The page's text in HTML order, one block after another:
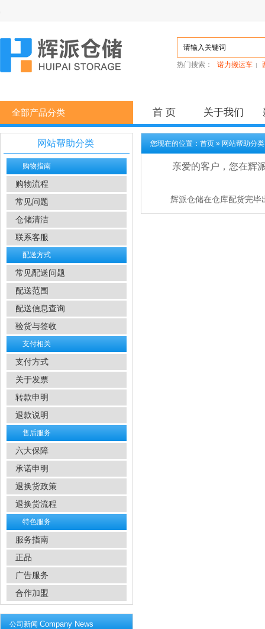
热门搜索： 诺力搬运车 |
全部产品分类 首 页 关于我们
网站帮助分类
购物指南
购物流程
常见问题
仓储清洁
联系客服
配送方式
常见配送问题
配送范围
配送信息查询
验货与签收
支付相关
支付方式
关于发票
转款申明
退款说明
售后服务
六大保障
承诺申明
退换货政策
退换货流程
特色服务
服务指南
正品
广告服务
合作加盟
公司新闻 Company News
您现在的位置： 首页 » 网站帮助分类
亲爱的客户，您在辉
辉派仓储在仓库配货完毕